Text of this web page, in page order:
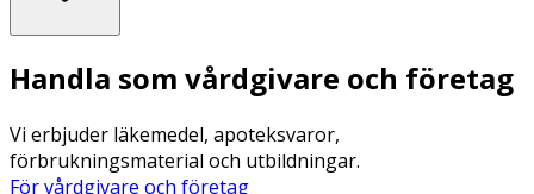
Handla som vårdgivare och företag
Vi erbjuder läkemedel, apoteksvaror,
förbrukningsmaterial och utbildningar.
För vårdgivare och företag